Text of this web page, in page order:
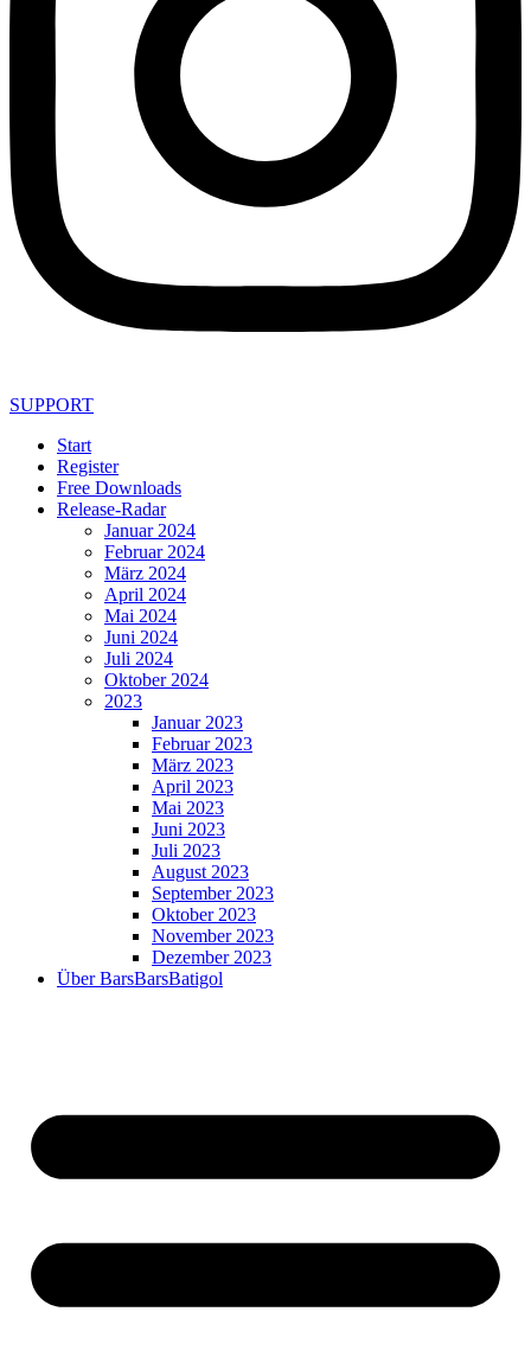
SUPPORT
Start
Register
Free Downloads
Release-Radar
Januar 2024
Februar 2024
März 2024
April 2024
Mai 2024
Juni 2024
Juli 2024
Oktober 2024
2023
Januar 2023
Februar 2023
März 2023
April 2023
Mai 2023
Juni 2023
Juli 2023
August 2023
September 2023
Oktober 2023
November 2023
Dezember 2023
Über BarsBarsBatigol